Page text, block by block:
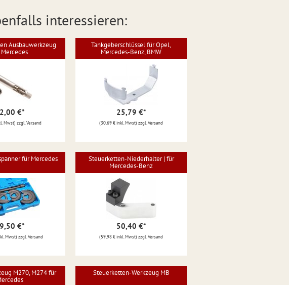
interessieren:
Ausbauwerkzeug
€*
Mwst) zzgl. Versand
Tankgeberschlüssel für Opel,
Mercedes-Benz, BMW
25,79 €*
(30,69 € inkl. Mwst) zzgl. Versand
für Mercedes
€*
Mwst) zzgl. Versand
Steuerketten-Niederhalter | für
Mercedes-Benz
50,40 €*
(59,98 € inkl. Mwst) zzgl. Versand
M270, M274 für
Steuerketten-Werkzeug MB